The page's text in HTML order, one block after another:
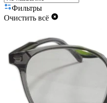
Фильтры
Очистить всё